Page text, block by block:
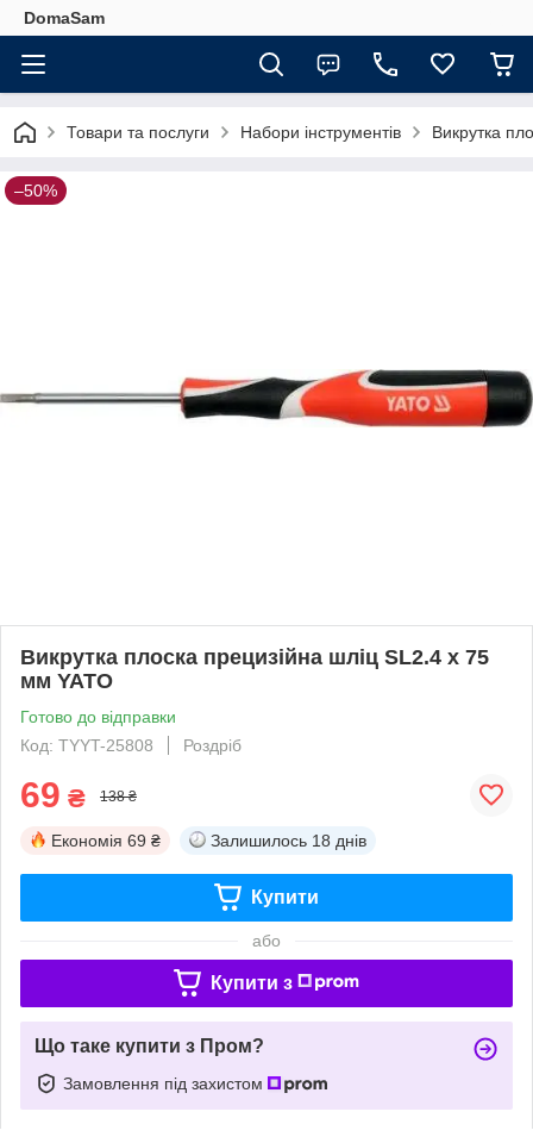
DomaSam
Товари та послуги Набори інструментів Викрутка
–50%
Викрутка плоска прецизійна шліц SL2.4 x 75
мм YATO
Готово до відправки
Код: TYYT-25808
Роздріб
69 ₴ 138 ₴
Економія 69 ₴ Залишилось 18 днів
Купити
або
Купити з
Що таке купити з Пром?
Замовлення під захистом